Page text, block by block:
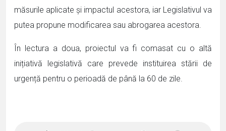
măsurile aplicate și impactul acestora, iar Legislativul va
putea propune modificarea sau abrogarea acestora.
În lectura a doua, proiectul va fi comasat cu o altă
inițiativă legislativă care prevede instituirea stării de
urgență pentru o perioadă de până la 60 de zile.